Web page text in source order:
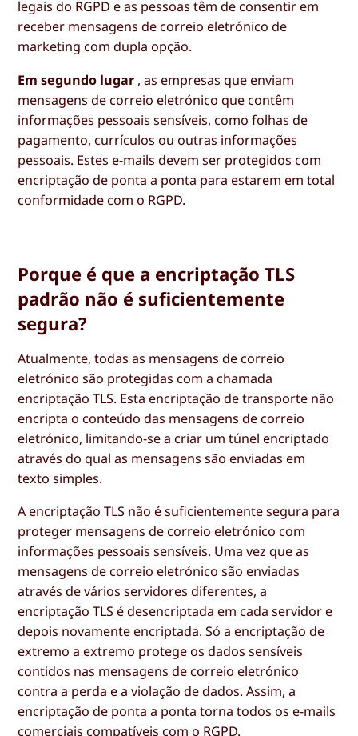
legais do RGPD e as pessoas têm de consentir em
receber mensagens de correio eletrónico de
marketing com dupla opção.
Em segundo lugar , as empresas que enviam
mensagens de correio eletrónico que contêm
informações pessoais sensíveis, como folhas de
pagamento, currículos ou outras informações
pessoais. Estes e-mails devem ser protegidos com
encriptação de ponta a ponta para estarem em total
conformidade com o RGPD.
Porque é que a encriptação TLS
padrão não é suficientemente
segura?
Atualmente, todas as mensagens de correio
eletrónico são protegidas com a chamada
encriptação TLS. Esta encriptação de transporte não
encripta o conteúdo das mensagens de correio
eletrónico, limitando-se a criar um túnel encriptado
através do qual as mensagens são enviadas em
texto simples.
A encriptação TLS não é suficientemente segura para
proteger mensagens de correio eletrónico com
informações pessoais sensíveis. Uma vez que as
mensagens de correio eletrónico são enviadas
através de vários servidores diferentes, a
encriptação TLS é desencriptada em cada servidor e
depois novamente encriptada. Só a encriptação de
extremo a extremo protege os dados sensíveis
contidos nas mensagens de correio eletrónico
contra a perda e a violação de dados. Assim, a
encriptação de ponta a ponta torna todos os e-mails
comerciais compatíveis com o RGPD.